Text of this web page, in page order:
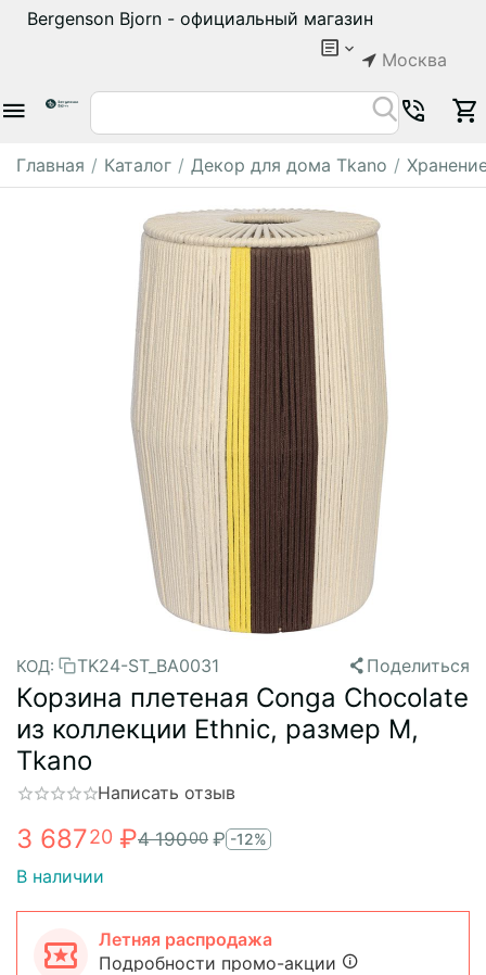
Bergenson Bjorn - официальный магазин
Москва
Главная / Каталог / Декор для дома Tkano /
КОД: TK24-ST_BA0031 Поделиться
Корзина плетеная Conga Chocolate
из коллекции Ethnic, размер M,
Tkano
Написать отзыв
3 68720 ₽4 19000 ₽ -12%
В наличии
Летняя распродажа
Подробности промо-акции